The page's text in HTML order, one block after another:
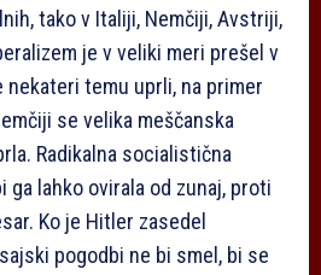
tako v Italiji, Nemčiji, Avstriji,
je v veliki meri prešel v
nekateri temu uprli, na primer
se velika meščanska
Radikalna socialistična
ga lahko ovirala od zunaj, proti
Ko je Hitler zasedel
pogodbi ne bi smel, bi se